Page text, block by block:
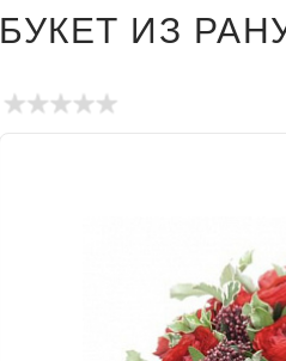
БУКЕТ ИЗ